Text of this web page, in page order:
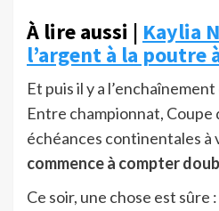
À lire aussi | Kaylia
l’argent à la poutre
Et puis il y a
Entre championnat, Coupe
échéances continentales à
commence à compter
Ce soir, une chose est sûre :